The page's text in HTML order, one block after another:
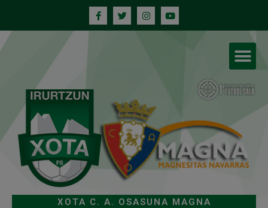
XOTA C. A. OSASUNA MAGNA